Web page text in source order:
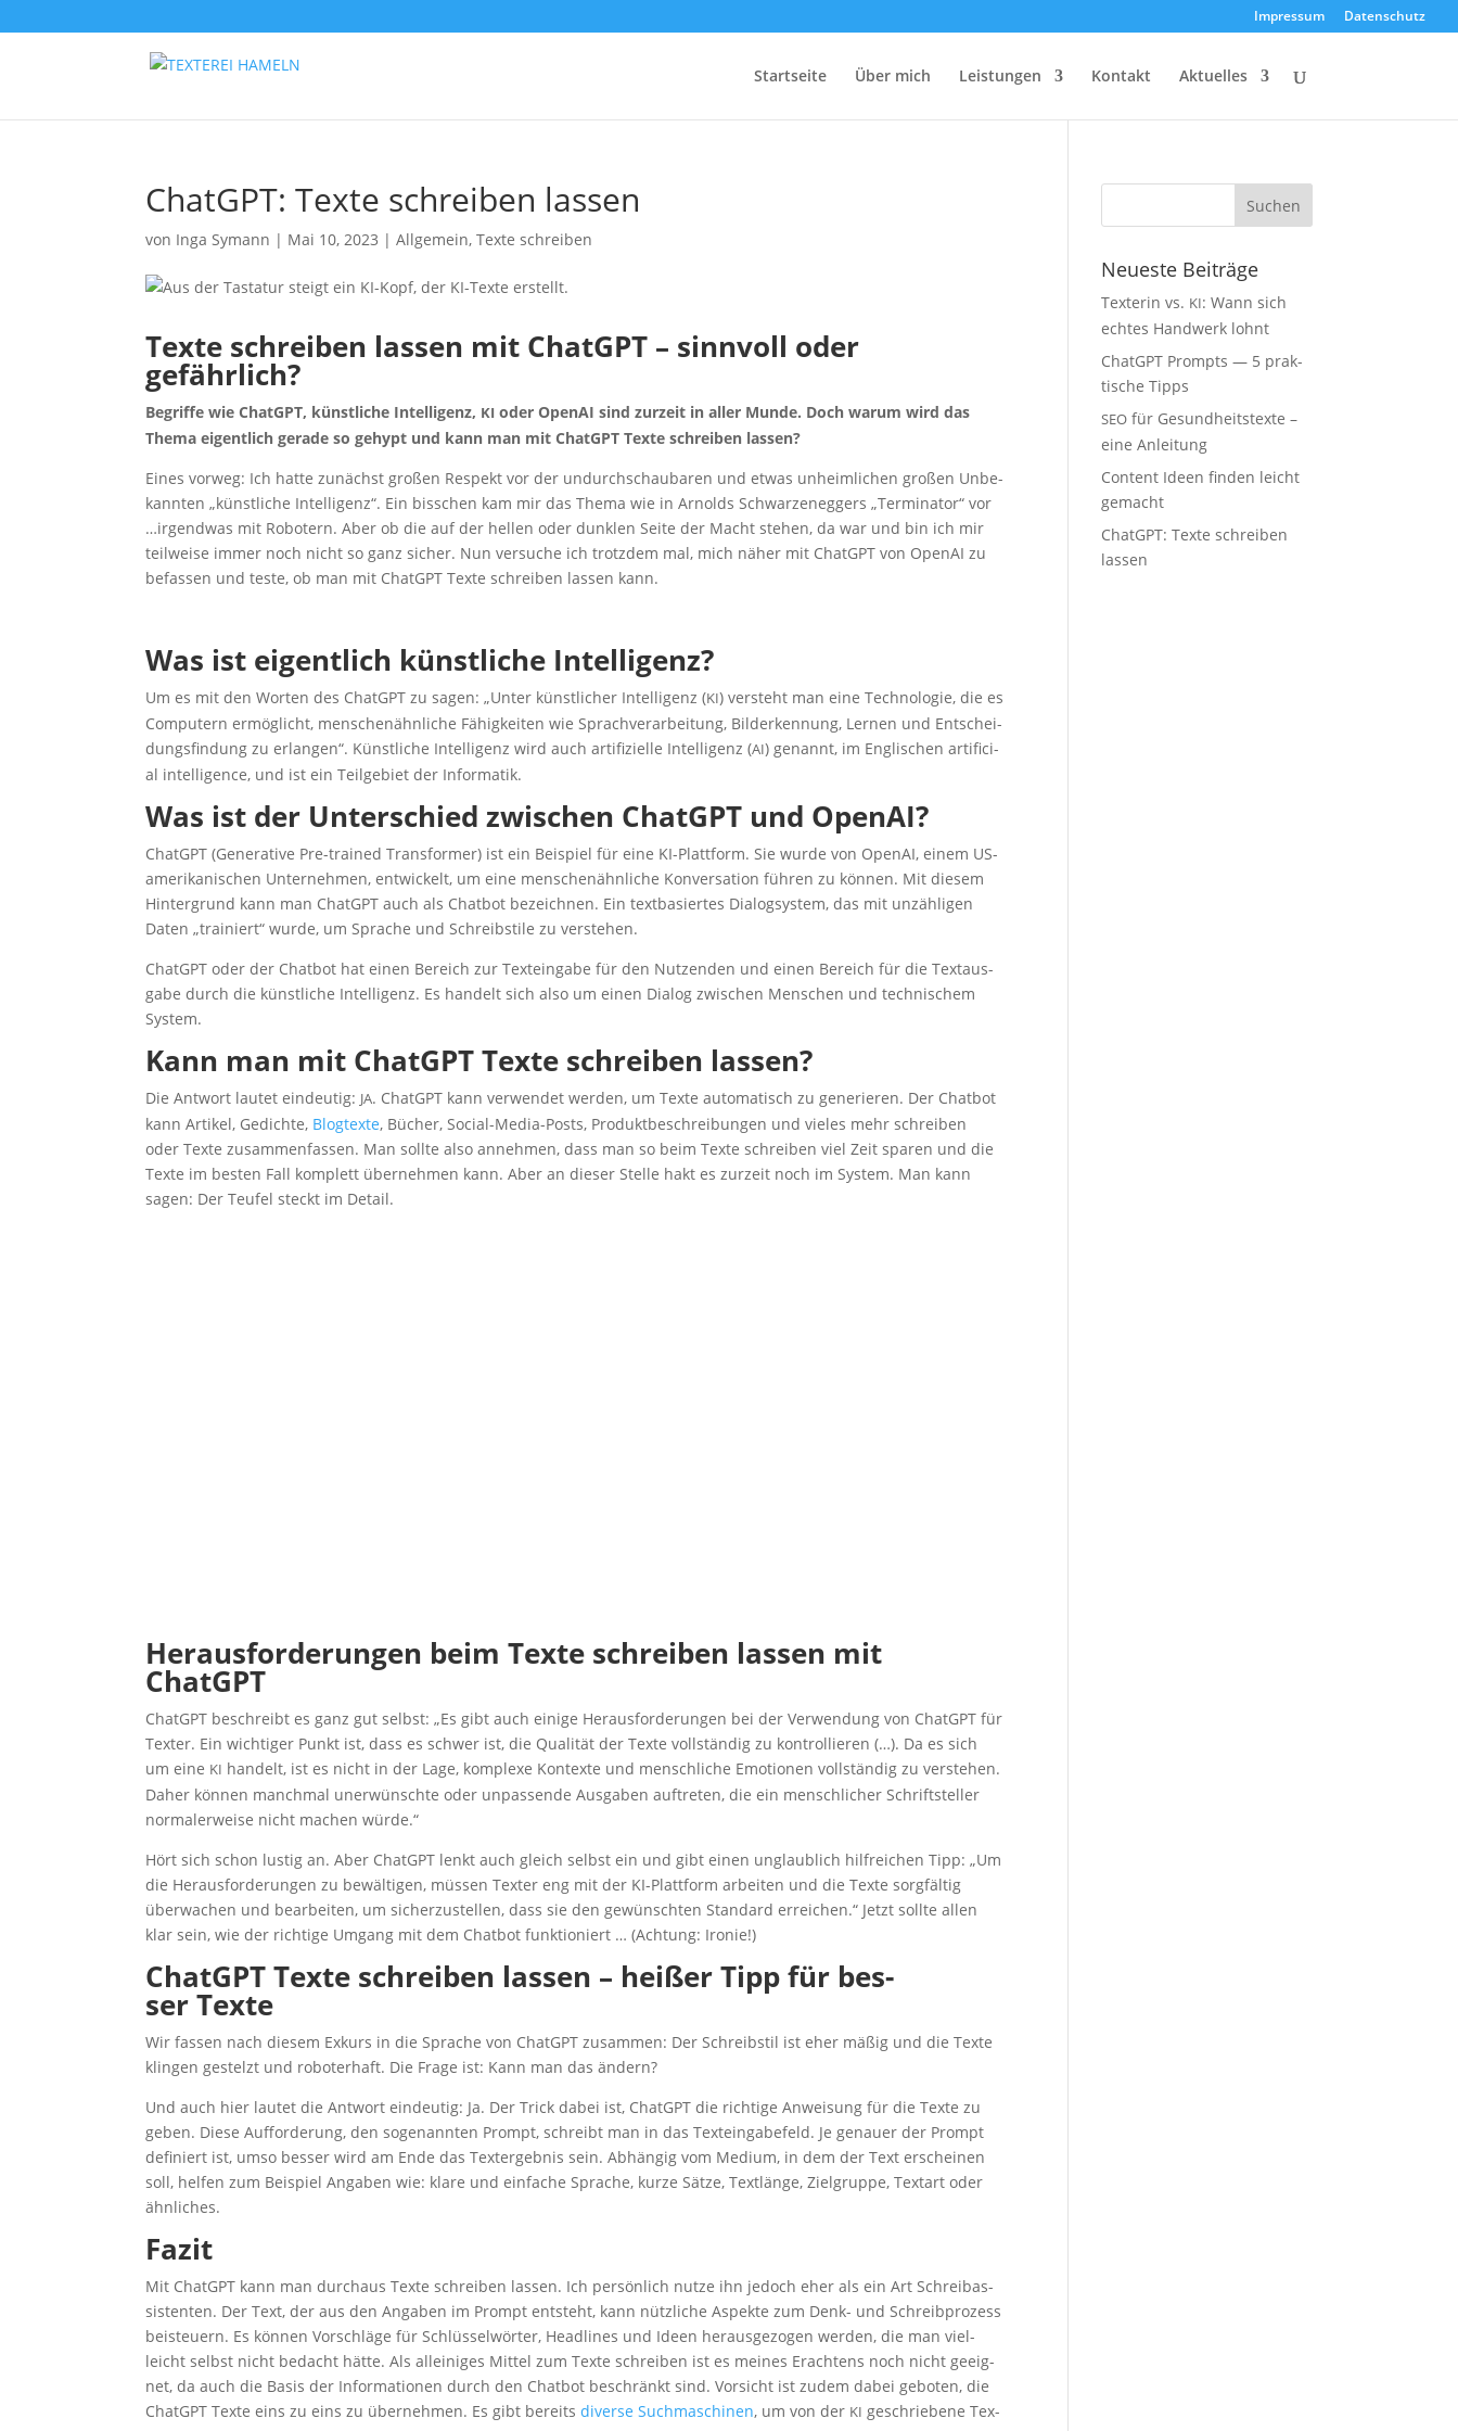
Impres­sum Daten­schutz
Start­sei­te Über mich Leis­tun­gen Kon­takt Aktu­el­les
ChatGPT: Tex­te schrei­ben lassen
von Inga Symann | Mai 10, 2023 |Allgemein,Texte schreiben
Tex­te schrei­ben las­sen mit ChatGPT – sinn­voll oder
gefährlich?
Begrif­fe wie ChatGPT, künst­li­che Intel­li­genz, KI oder Ope­nAI sind zur­zeit in aller Mun­de. Doch war­um wird das
The­ma eigent­lich gera­de so gehypt und kann man mit ChatGPT Tex­te schrei­ben lassen?
Eines vor­weg: Ich hat­te zunächst gro­ßen Respekt vor der undurch­schau­ba­ren und etwas unheim­li­chen gro­ßen Unbe­
kann­ten „künst­li­che Intel­li­genz“. Ein biss­chen kam mir das The­ma wie in Arnolds Schwar­zen­eg­gers „Ter­mi­na­tor“ vor
…irgend­was mit Robo­tern. Aber ob die auf der hel­len oder dunk­len Sei­te der Macht ste­hen, da war und bin ich mir
teil­wei­se immer noch nicht so ganz sicher. Nun ver­su­che ich trotz­dem mal, mich näher mit ChatGPT von Ope­nAI zu
befas­sen und tes­te, ob man mit ChatGPT Tex­te schrei­ben las­sen kann.
Was ist eigent­lich künst­li­che Intelligenz?
Um es mit den Wor­ten des ChatGPT zu sagen: „Unter künst­li­cher Intel­li­genz (KI) ver­steht man eine Tech­no­lo­gie, die es
Com­pu­tern ermög­licht, men­schen­ähn­li­che Fähig­kei­ten wie Sprach­ver­ar­bei­tung, Bil­der­ken­nung, Ler­nen und Ent­schei­
dungs­fin­dung zu erlan­gen“. Künst­li­che Intel­li­genz wird auch arti­fi­zi­el­le Intel­li­genz (AI) genannt, im Eng­li­schen arti­fi­ci­
al intel­li­gence, und ist ein Teil­ge­biet der Informatik.
Was ist der Unter­schied zwi­schen ChatGPT und OpenAI?
ChatGPT (Gene­ra­ti­ve Pre-trai­ned Trans­for­mer) ist ein Bei­spiel für eine KI-Platt­form. Sie wur­de von Ope­nAI, einem US-
ame­ri­ka­ni­schen Unter­neh­men, ent­wi­ckelt, um eine men­schen­ähn­li­che Kon­ver­sa­ti­on füh­ren zu kön­nen. Mit die­sem
Hin­ter­grund kann man ChatGPT auch als Chat­bot bezeich­nen. Ein text­ba­sier­tes Dia­log­sys­tem, das mit unzäh­li­gen
Daten „trai­niert“ wur­de, um Spra­che und Schreib­sti­le zu verstehen.
ChatGPT oder der Chat­bot hat einen Bereich zur Text­ein­ga­be für den Nut­zen­den und einen Bereich für die Text­aus­
ga­be durch die künst­li­che Intel­li­genz. Es han­delt sich also um einen Dia­log zwi­schen Men­schen und tech­ni­schem
System.
Kann man mit ChatGPT Tex­te schrei­ben lassen?
Die Ant­wort lau­tet ein­deu­tig: JA. ChatGPT kann ver­wen­det wer­den, um Tex­te auto­ma­tisch zu gene­rie­ren. Der Chat­bot
kann Arti­kel, Gedich­te, Blog­tex­te, Bücher, Social-Media-Posts, Pro­dukt­be­schrei­bun­gen und vie­les mehr schrei­ben
oder Tex­te zusam­men­fas­sen. Man soll­te also anneh­men, dass man so beim Tex­te schrei­ben viel Zeit spa­ren und die
Tex­te im bes­ten Fall kom­plett über­neh­men kann. Aber an die­ser Stel­le hakt es zur­zeit noch im Sys­tem. Man kann
sagen: Der Teu­fel steckt im Detail.
Her­aus­for­de­run­gen beim Tex­te schrei­ben las­sen mit
ChatGPT
ChatGPT beschreibt es ganz gut selbst: „Es gibt auch eini­ge Her­aus­for­de­run­gen bei der Ver­wen­dung von ChatGPT für
Tex­ter. Ein wich­ti­ger Punkt ist, dass es schwer ist, die Qua­li­tät der Tex­te voll­stän­dig zu kon­trol­lie­ren (…). Da es sich
um eine KI han­delt, ist es nicht in der Lage, kom­ple­xe Kon­tex­te und mensch­li­che Emo­tio­nen voll­stän­dig zu ver­ste­hen.
Daher kön­nen manch­mal uner­wünsch­te oder unpas­sen­de Aus­ga­ben auf­tre­ten, die ein mensch­li­cher Schrift­stel­ler
nor­ma­ler­wei­se nicht machen würde.“
Hört sich schon lus­tig an. Aber ChatGPT lenkt auch gleich selbst ein und gibt einen unglaub­lich hilf­rei­chen Tipp: „Um
die Her­aus­for­de­run­gen zu bewäl­ti­gen, müs­sen Tex­ter eng mit der KI-Platt­form arbei­ten und die Tex­te sorg­fäl­tig
über­wa­chen und bear­bei­ten, um sicher­zu­stel­len, dass sie den gewünsch­ten Stan­dard errei­chen.“ Jetzt soll­te allen
klar sein, wie der rich­ti­ge Umgang mit dem Chat­bot funk­tio­niert … (Ach­tung: Ironie!)
ChatGPT Tex­te schrei­ben las­sen – hei­ßer Tipp für bes­
ser Texte
Wir fas­sen nach die­sem Exkurs in die Spra­che von ChatGPT zusam­men: Der Schreib­stil ist eher mäßig und die Tex­te
klin­gen gestelzt und robo­ter­haft. Die Fra­ge ist: Kann man das ändern?
Und auch hier lau­tet die Ant­wort ein­deu­tig: Ja. Der Trick dabei ist, ChatGPT die rich­ti­ge Anwei­sung für die Tex­te zu
geben. Die­se Auf­for­de­rung, den soge­nann­ten Prompt, schreibt man in das Text­ein­ga­be­feld. Je genau­er der Prompt
defi­niert ist, umso bes­ser wird am Ende das Text­ergeb­nis sein. Abhän­gig vom Medi­um, in dem der Text erschei­nen
soll, hel­fen zum Bei­spiel Anga­ben wie: kla­re und ein­fa­che Spra­che, kur­ze Sät­ze, Text­län­ge, Ziel­grup­pe, Text­art oder
ähnliches.
Fazit
Mit ChatGPT kann man durch­aus Tex­te schrei­ben las­sen. Ich per­sön­lich nut­ze ihn jedoch eher als ein Art Schreibas­
sis­ten­ten. Der Text, der aus den Anga­ben im Prompt ent­steht, kann nütz­li­che Aspek­te zum Denk- und Schreib­pro­zess
bei­steu­ern. Es kön­nen Vor­schlä­ge für Schlüs­sel­wör­ter, Head­lines und Ideen her­aus­ge­zo­gen wer­den, die man viel­
leicht selbst nicht bedacht hät­te. Als allei­ni­ges Mit­tel zum Tex­te schrei­ben ist es mei­nes Erach­tens noch nicht geeig­
net, da auch die Basis der Infor­ma­tio­nen durch den Chat­bot beschränkt sind. Vor­sicht ist zudem dabei gebo­ten, die
ChatGPT Tex­te eins zu eins zu über­neh­men. Es gibt bereitsdiver­se Such­ma­schi­nen, um von der KI geschrie­be­ne Tex­
Neu­es­te Beiträge
Tex­te­rin vs. KI: Wann sich
ech­tes Hand­werk lohnt
ChatGPT Prompts — 5 prak­
ti­sche Tipps
SEO für Gesund­heits­tex­te –
eine Anleitung
Con­tent Ideen fin­den leicht
gemacht
ChatGPT: Tex­te schrei­ben
lassen